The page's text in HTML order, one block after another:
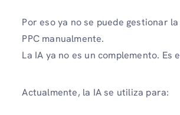
Por eso ya no se puede gestionar
PPC manualmente.
La IA ya no es un complemento. Es
Actualmente, la IA se utiliza para: